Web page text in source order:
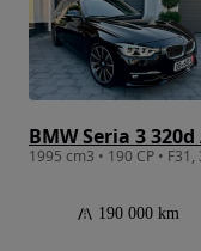
BMW Seria 3
190 000 km